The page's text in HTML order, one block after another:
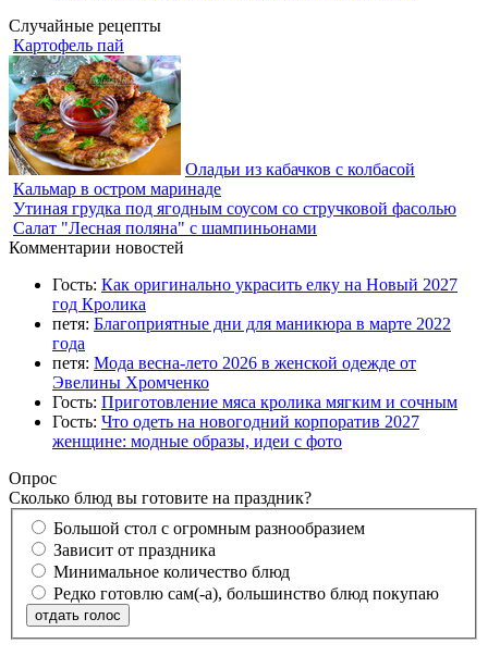
Случайные рецепты
Картофель пай
Оладьи из кабачков с колбасой
Кальмар в остром маринаде
Утиная грудка под ягодным соусом со стручковой фасолью
Салат "Лесная поляна" с шампиньонами
Комментарии новостей
Гость: Как оригинально украсить елку на Новый 2027
год Кролика
петя: Благоприятные дни для маникюра в марте 2022
года
петя: Мода весна-лето 2026 в женской одежде от
Эвелины Хромченко
Гость: Приготовление мяса кролика мягким и сочным
Гость: Что одеть на новогодний корпоратив 2027
женщине: модные образы, идеи с фото
Опрос
Сколько блюд вы готовите на праздник?
Большой стол с огромным разнообразием
Зависит от праздника
Минимальное количество блюд
Редко готовлю сам(-а), большинство блюд покупаю
отдать голос